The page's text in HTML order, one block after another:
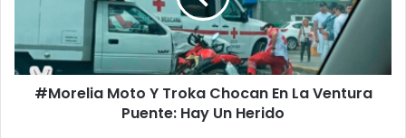
Ventura
Puente:
#Morelia Moto Y Troka Chocan En La Ventura
Puente: Hay Un Herido